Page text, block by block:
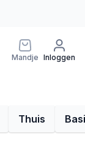
Mandje Inloggen
Thuis